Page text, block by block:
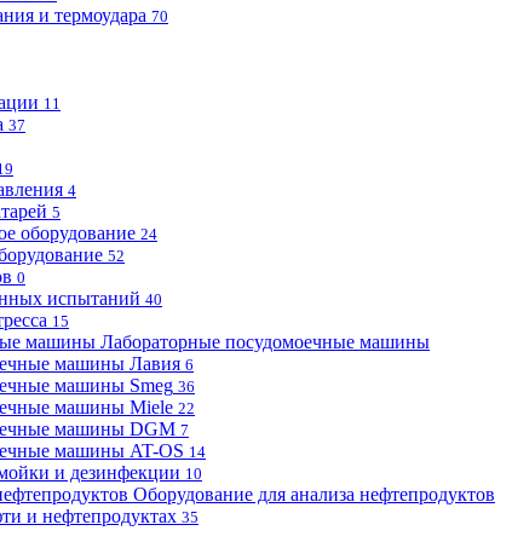
и термоудара 70
11
37
4
5
оборудование 24
52
0
испытаний 40
15
Лабораторные посудомоечные машины
машины Лавия 6
машины Smeg 36
машины Miele 22
машины DGM 7
машины AT-OS 14
и дезинфекции 10
Оборудование для анализа нефтепродуктов
и нефтепродуктах 35